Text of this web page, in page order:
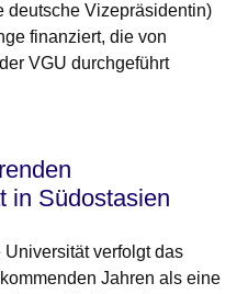
deutsche Vizepräsidentin)
finanziert, die von
VGU durchgeführt
in Südostasien
verfolgt das
Jahren als eine